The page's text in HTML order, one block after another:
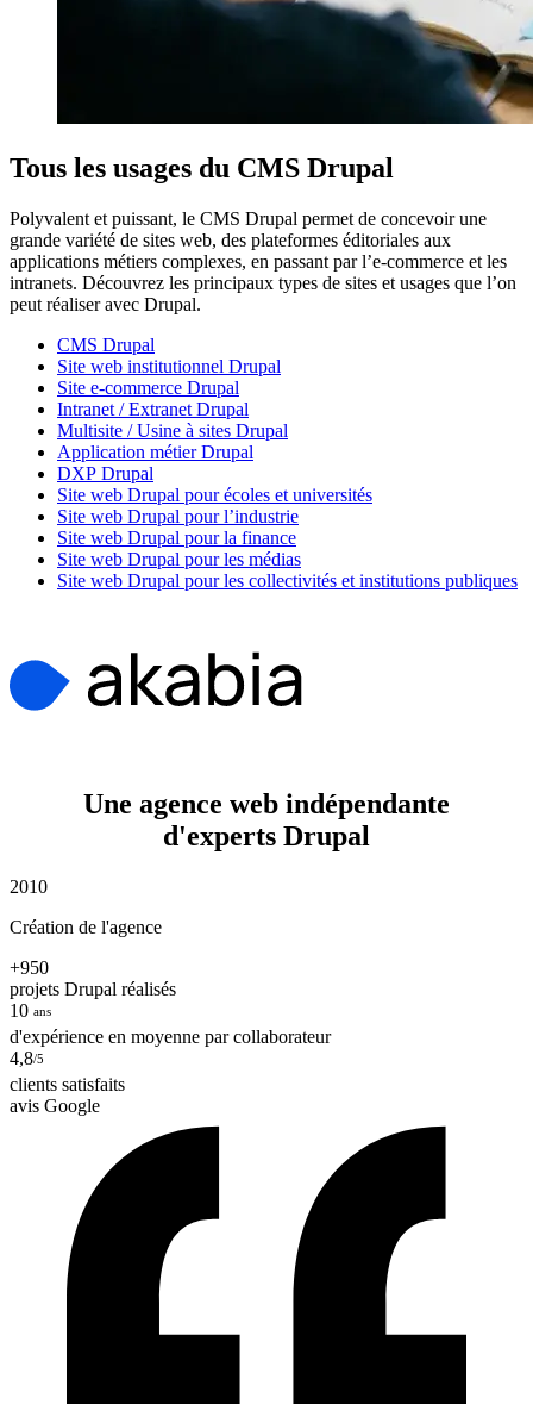
Tous les usages du CMS Drupal
Polyvalent et puissant, le CMS Drupal permet de concevoir une
grande variété de sites web, des plateformes éditoriales aux
applications métiers complexes, en passant par l’e-commerce et les
intranets. Découvrez les principaux types de sites et usages que l’on
peut réaliser avec Drupal.
CMS Drupal
Site web institutionnel Drupal
Site e-commerce Drupal
Intranet / Extranet Drupal
Multisite / Usine à sites Drupal
Application métier Drupal
DXP Drupal
Site web Drupal pour écoles et universités
Site web Drupal pour l’industrie
Site web Drupal pour la finance
Site web Drupal pour les médias
Site web Drupal pour les collectivités et institutions publiques
Une agence web indépendante
d'experts Drupal
2010
Création de l'agence
+950
projets Drupal réalisés
10 ans
d'expérience en moyenne par collaborateur
4,8/5
clients satisfaits
avis Google